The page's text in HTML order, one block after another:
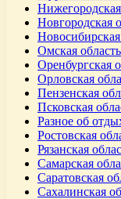
Новгородская
Новосибирская
Омская область
Оренбургская
Орловская
Пензенская
Псковская
Разное об
Ростовская
Рязанская
Самарская
Саратовская
Сахалинская